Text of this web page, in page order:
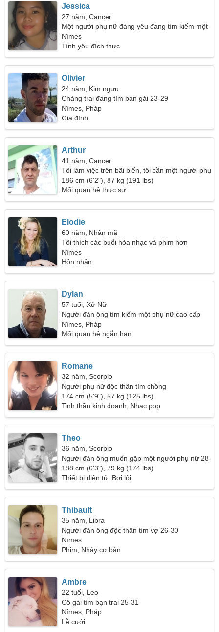
Jessica
27 năm, Cancer
Một người phụ nữ đáng yêu đang tìm kiếm một
mối quan hệ
Nîmes
Tình yêu đích thực
Olivier
24 năm, Kim ngưu
Chàng trai đang tìm bạn gái 23-29
Nîmes, Pháp
Gia đình
Arthur
41 năm, Cancer
Tôi làm việc trên bãi biển, tôi cần một người phụ
nữ tuyệt vời
186 cm (6'2"), 87 kg (191 lbs)
Mối quan hệ thực sự
Elodie
60 năm, Nhân mã
Tôi thích các buổi hòa nhạc và phim hơn
Nîmes
Hôn nhân
Dylan
57 tuổi, Xử Nữ
Người đàn ông tìm kiếm một phụ nữ cao cấp
Nîmes, Pháp
Mối quan hệ ngắn hạn
Romane
32 năm, Scorpio
Người phụ nữ độc thân tìm chồng
174 cm (5'9"), 57 kg (125 lbs)
Tinh thần kinh doanh, Nhạc pop
Theo
36 năm, Scorpio
Người đàn ông muốn gặp một người phụ nữ 28-
32
188 cm (6'3"), 79 kg (174 lbs)
Thiết bị điện tử, Bơi lội
Thibault
35 năm, Libra
Người đàn ông độc thân tìm vợ 26-30
Nîmes
Phim, Nhảy cơ bản
Ambre
22 tuổi, Leo
Cô gái tìm bạn trai 25-31
Nîmes, Pháp
Lễ cưới